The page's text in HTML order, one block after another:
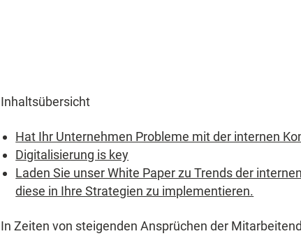
Inhaltsübersicht
Hat Ihr Unternehmen Probleme mit der internen
Digitalisierung is key
Laden Sie unser White Paper zu Trends der
diese in Ihre Strategien zu implementieren.
In Zeiten von steigenden Ansprüchen der